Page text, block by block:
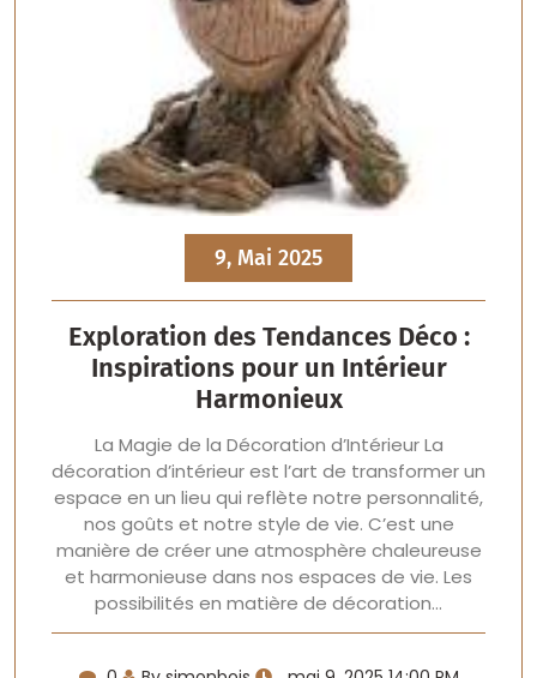
9, Mai 2025
Exploration des Tendances Déco :
Inspirations pour un Intérieur
Harmonieux
La Magie de la Décoration d’Intérieur La
décoration d’intérieur est l’art de transformer un
espace en un lieu qui reflète notre personnalité,
nos goûts et notre style de vie. C’est une
manière de créer une atmosphère chaleureuse
et harmonieuse dans nos espaces de vie. Les
possibilités en matière de décoration…